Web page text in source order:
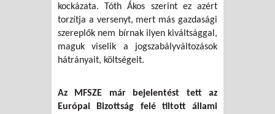
kockázata. Tóth Ákos szerint ez azért
torzítja a versenyt, mert más gazdasági
szereplők nem bírnak ilyen kiváltsággal,
maguk viselik a jogszabályváltozások
hátrányait, költségeit.
Az MFSZE már bejelentést tett az
Európai Bizottság felé tiltott állami